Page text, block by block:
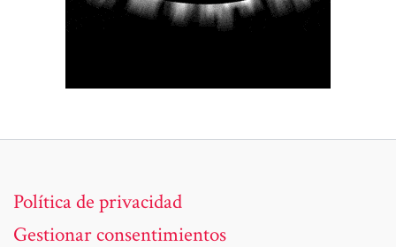
Política de privacidad
Gestionar consentimientos